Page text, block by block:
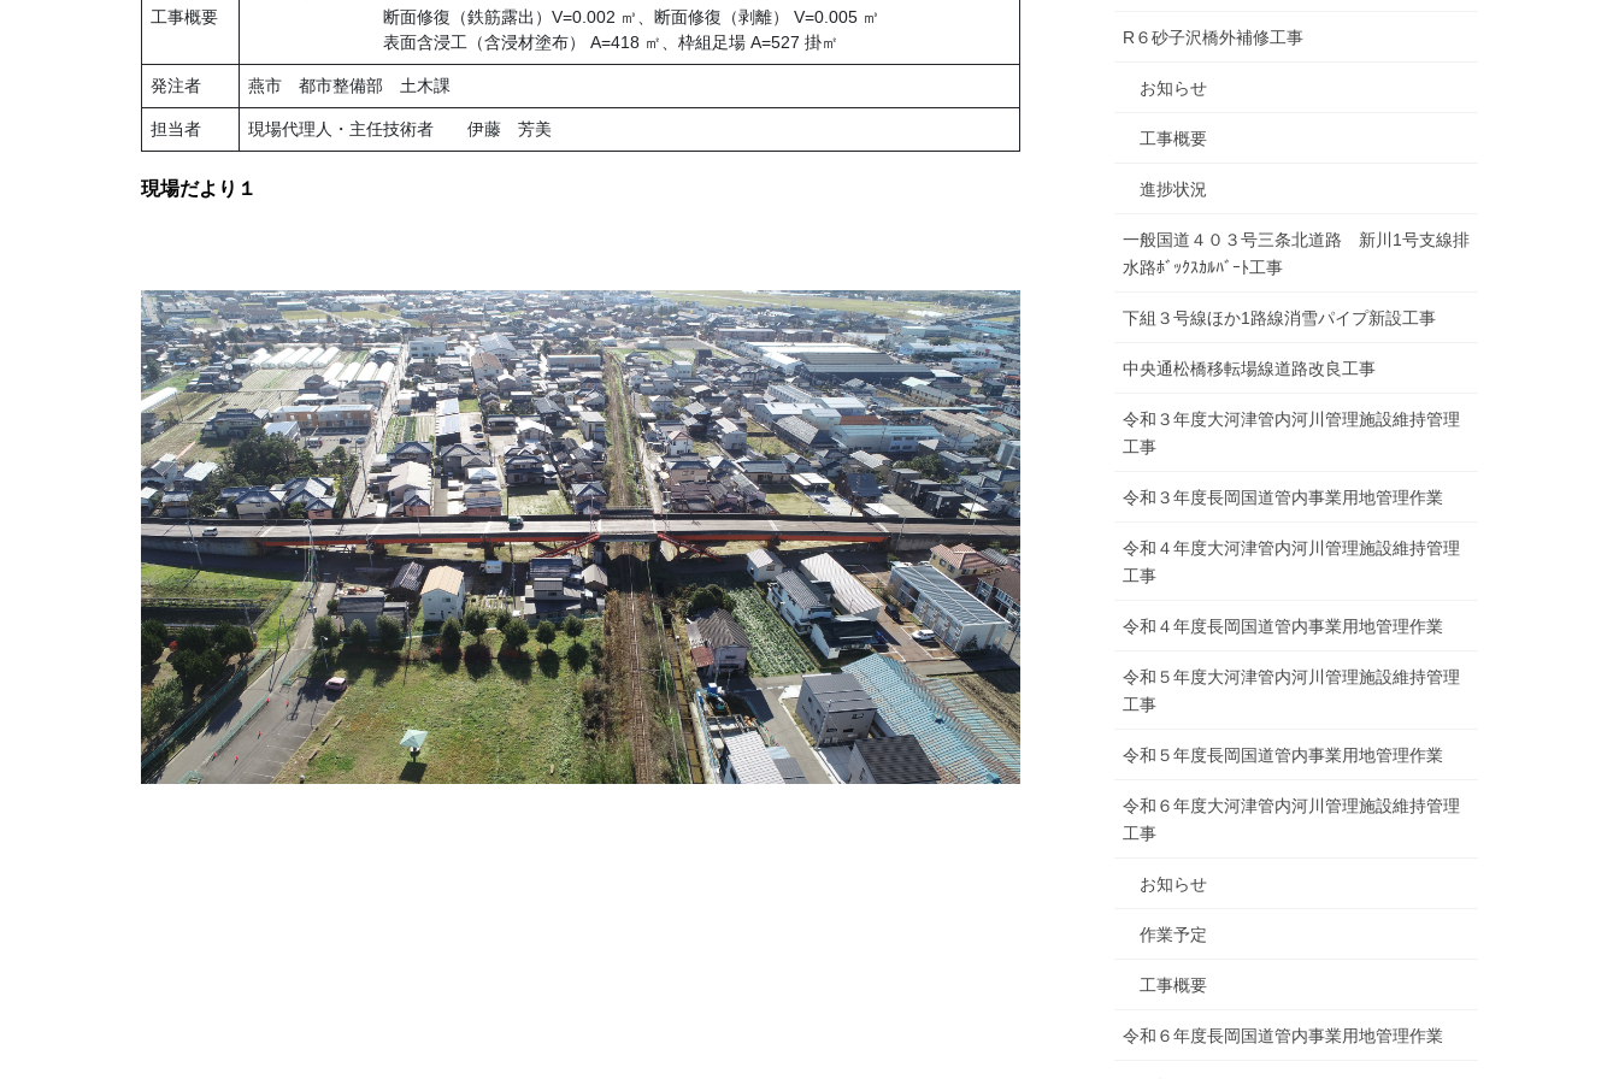
工事概要
断面修復（鉄筋露出）V=0.002 ㎥、断面修復（剥離） V=0.005 ㎥
表面含浸工（含浸材塗布） A=418 ㎡、枠組足場 A=527 掛㎡
発注者 燕市 都市整備部 土木課
担当者 現場代理人・主任技術者 伊藤 芳美
現場だより１
R６砂子沢橋外補修工事
お知らせ
工事概要
進捗状況
一般国道４０３号三条北道路 新川1号支線排
水路ﾎﾞｯｸｽｶﾙﾊﾞｰﾄ工事
下組３号線ほか1路線消雪パイプ新設工事
中央通松橋移転場線道路改良工事
令和３年度大河津管内河川管理施設維持管理
工事
令和３年度長岡国道管内事業用地管理作業
令和４年度大河津管内河川管理施設維持管理
工事
令和４年度長岡国道管内事業用地管理作業
令和５年度大河津管内河川管理施設維持管理
工事
令和５年度長岡国道管内事業用地管理作業
令和６年度大河津管内河川管理施設維持管理
工事
お知らせ
作業予定
工事概要
令和６年度長岡国道管内事業用地管理作業